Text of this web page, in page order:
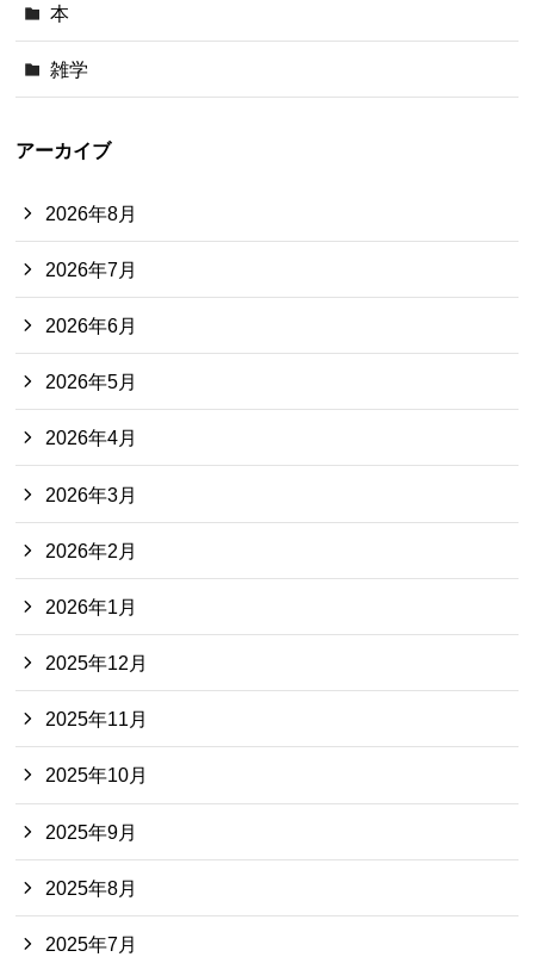
本
雑学
アーカイブ
2026年8月
2026年7月
2026年6月
2026年5月
2026年4月
2026年3月
2026年2月
2026年1月
2025年12月
2025年11月
2025年10月
2025年9月
2025年8月
2025年7月